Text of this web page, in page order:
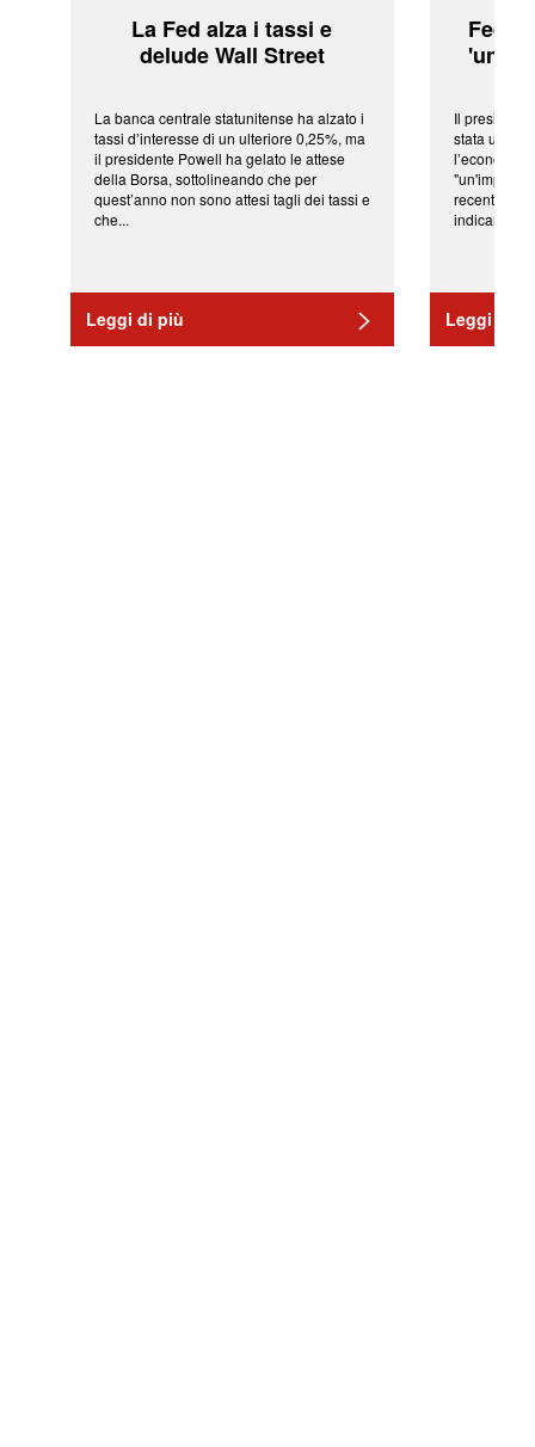
La Fed alza i tassi e
delude Wall Street
La banca centrale statunitense ha alzato i
tassi d’interesse di un ulteriore 0,25%, ma
il presidente Powell ha gelato le attese
della Borsa, sottolineando che per
quest’anno non sono attesi tagli dei tassi e
che...
Leggi di più
Fed:
'una
Il
stata una
l’economia
recenti
indicano
Leggi di